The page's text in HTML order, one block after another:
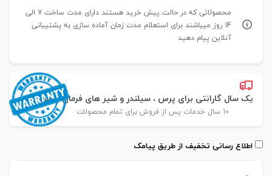
محصولاتی که در حالت پیش خرید هستند دارای مدت ساخت 7 الی
14 روز میباشند برای استعلام مدت زمان آماده سازی به پشتیبانی
آنلاین پیام دهید
یک سال گارانتی برای پرس ، سیلندر و شیر های فرمان پارس
10 سال خدمات پس از فروش برای تمام محصولات
اطلاع رسانی تخفیف از طریق پیامک